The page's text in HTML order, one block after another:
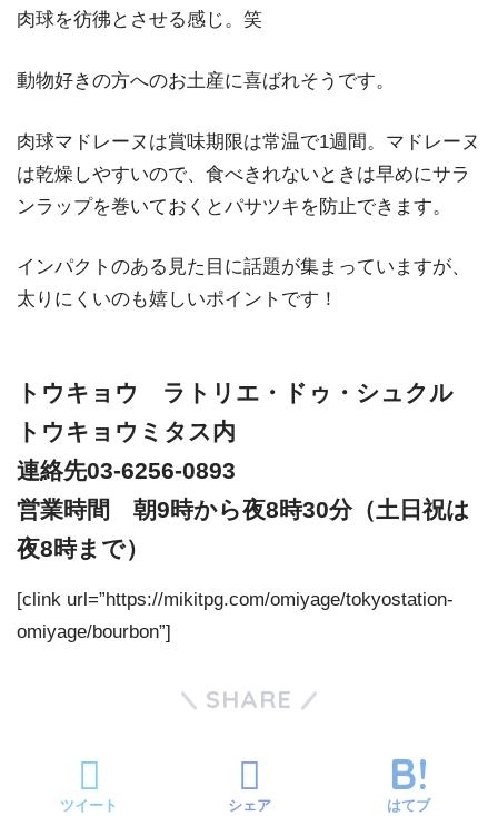
肉球を彷彿とさせる感じ。笑
動物好きの方へのお土産に喜ばれそうです。
肉球マドレーヌは賞味期限は常温で1週間。マドレーヌ
は乾燥しやすいので、食べきれないときは早めにサラ
ンラップを巻いておくとパサツキを防止できます。
インパクトのある見た目に話題が集まっていますが、
太りにくいのも嬉しいポイントです！
トウキョウ ラトリエ・ドゥ・シュクル
トウキョウミタス内
連絡先03-6256-0893
営業時間 朝9時から夜8時30分（土日祝は
夜8時まで）
[clink url=”https://mikitpg.com/omiyage/tokyostation-
omiyage/bourbon”]
SHARE
ツイート シェア はてブ